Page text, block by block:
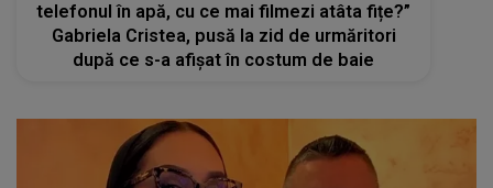
telefonul în apă, cu ce mai filmezi atâta fițe?”
Gabriela Cristea, pusă la zid de urmăritori
după ce s-a afișat în costum de baie